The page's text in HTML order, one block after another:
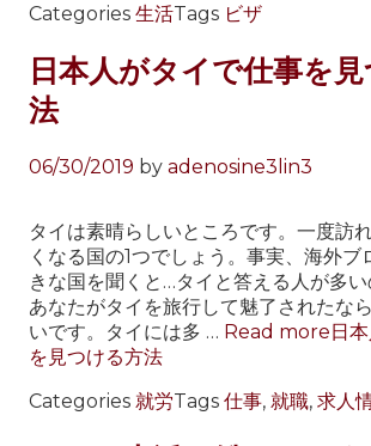
Categories 生活Tags ビザ
日本人がタイで仕事を
法
06/30/2019 by adenosine3lin3
タイは素晴らしいところです。一度訪
くなる国の1つでしょう。事実、海外ブ
きな国を聞くと…タイと答える人が多い
あなたがタイを旅行して魅了されたな
いです。タイには多 … Read more日
を見つける方法
Categories 就労Tags 仕事, 就職, 求人